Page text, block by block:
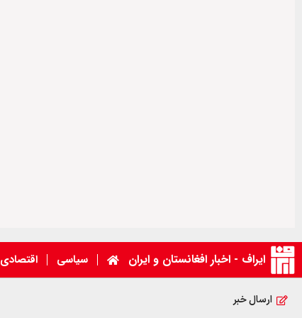
ایراف - اخبار افغانستان و ایران سیاسی اقتصادی
ارسال خبر